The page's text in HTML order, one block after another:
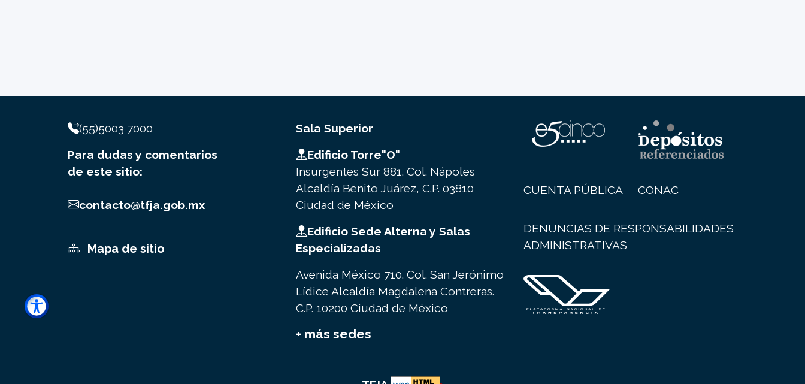
(55)5003 7000
Para dudas y comentarios
de este sitio:
contacto@tfja.gob.mx
Mapa de sitio
Sala Superior
Edificio Torre"O"
Insurgentes Sur 881. Col. Nápoles
Alcaldía Benito Juárez, C.P. 03810
Ciudad de México
Edificio Sede Alterna y Salas
Especializadas
Avenida México 710. Col. San Jerónimo
Lídice Alcaldía Magdalena Contreras.
C.P. 10200 Ciudad de México
+ más sedes
CUENTA PÚBLICA CONAC
DENUNCIAS DE RESPONSABILIDADES
ADMINISTRATIVAS